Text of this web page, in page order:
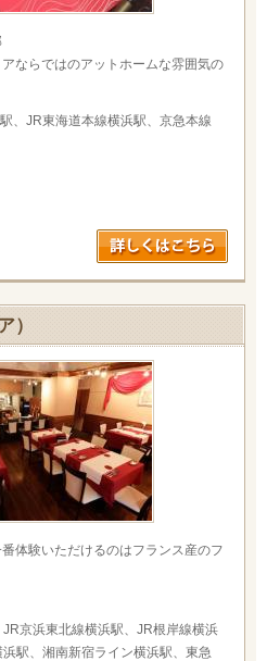
ならではのアットホームな雰囲気の
、JR東海道本線横浜駅、京急本線
）
体験いただけるのはフランス産のフ
京浜東北線横浜駅、JR根岸線横浜
駅、湘南新宿ライン横浜駅、東急